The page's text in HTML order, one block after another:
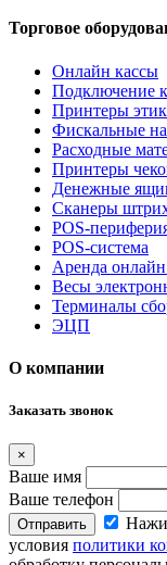
Торговое
Онлайн кассы
Подключение
Принтеры
Фискальные
Расходные
Принтеры
Денежные
Сканеры
POS-
POS-система
Аренда
Весы
Терминалы
ЭЦП
О компании
Заказать звонок
×
Ваше имя
Ваше телефон
Отправить
условия политики